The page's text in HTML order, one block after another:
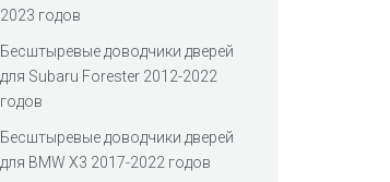
2023 годов
Беcштыревые доводчики дверей
для Subaru Forester 2012-2022
годов
Беcштыревые доводчики дверей
для BMW X3 2017-2022 годов